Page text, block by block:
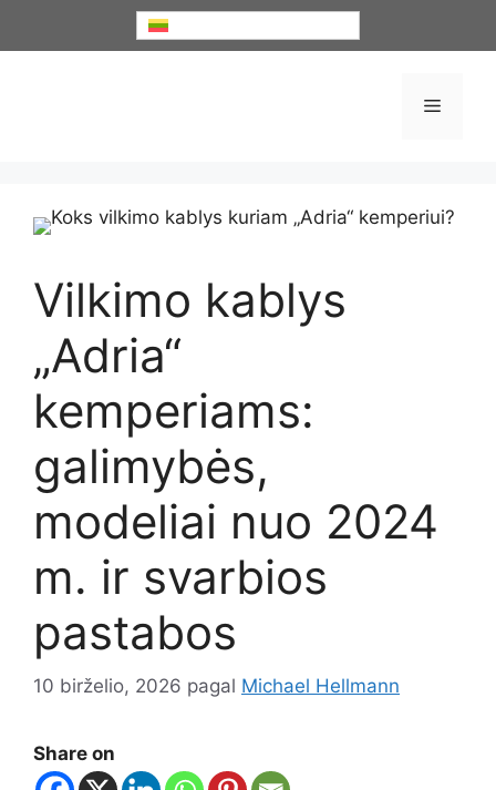
Vilkimo kablys
„Adria“
kemperiams:
galimybės,
modeliai nuo 2024
m. ir svarbios
pastabos
10 birželio, 2026 pagal Michael Hellmann
Share on